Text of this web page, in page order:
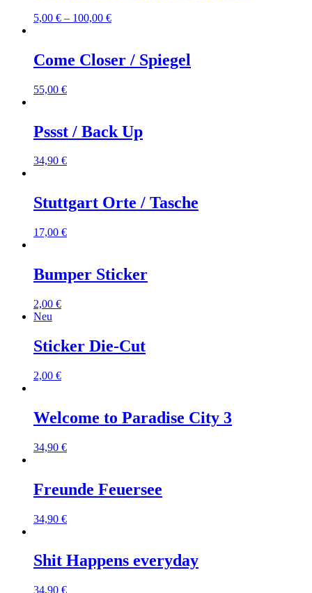
5,00 € – 100,00 €
Come Closer / Spiegel
55,00 €
Pssst / Back Up
34,90 €
Stuttgart Orte / Tasche
17,00 €
Bumper Sticker
2,00 €
Neu
Sticker Die-Cut
2,00 €
Welcome to Paradise City 3
34,90 €
Freunde Feuersee
34,90 €
Shit Happens everyday
34,90 €